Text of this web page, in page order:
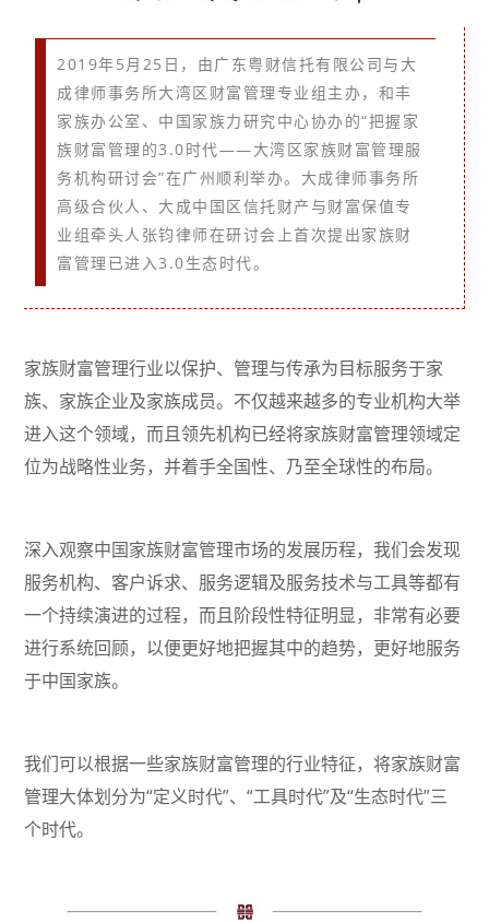
2019年5月25日，由广东粤财信托有限公司与大
成律师事务所大湾区财富管理专业组主办，和丰
家族办公室、中国家族力研究中心协办的“把握家
族财富管理的3.0时代——大湾区家族财富管理服
务机构研讨会”在广州顺利举办。大成律师事务所
高级合伙人、大成中国区信托财产与财富保值专
业组牵头人张钧律师在研讨会上首次提出家族财
富管理已进入3.0生态时代。
家族财富管理行业以保护、管理与传承为目标服务于家
族、家族企业及家族成员。不仅越来越多的专业机构大举
进入这个领域，而且领先机构已经将家族财富管理领域定
位为战略性业务，并着手全国性、乃至全球性的布局。
深入观察中国家族财富管理市场的发展历程，我们会发现
服务机构、客户诉求、服务逻辑及服务技术与工具等都有
一个持续演进的过程，而且阶段性特征明显，非常有必要
进行系统回顾，以便更好地把握其中的趋势，更好地服务
于中国家族。
我们可以根据一些家族财富管理的行业特征，将家族财富
管理大体划分为“定义时代”、“工具时代”及“生态时代”三
个时代。